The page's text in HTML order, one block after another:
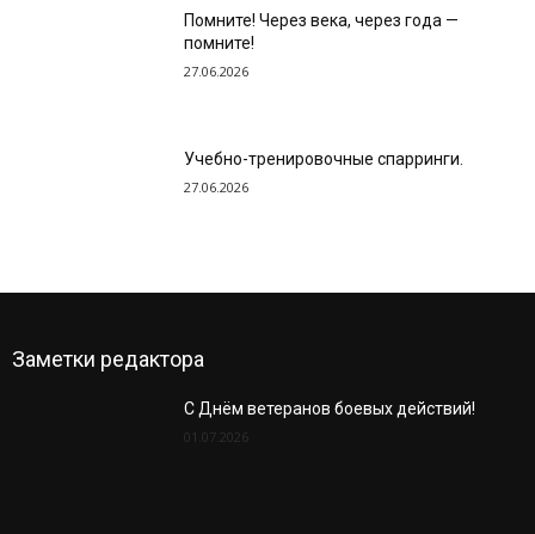
Помните! Через века, через года —
помните!
27.06.2026
Учебно-тренировочные спарринги.
27.06.2026
Заметки редактора
С Днём ветеранов боевых действий!
01.07.2026